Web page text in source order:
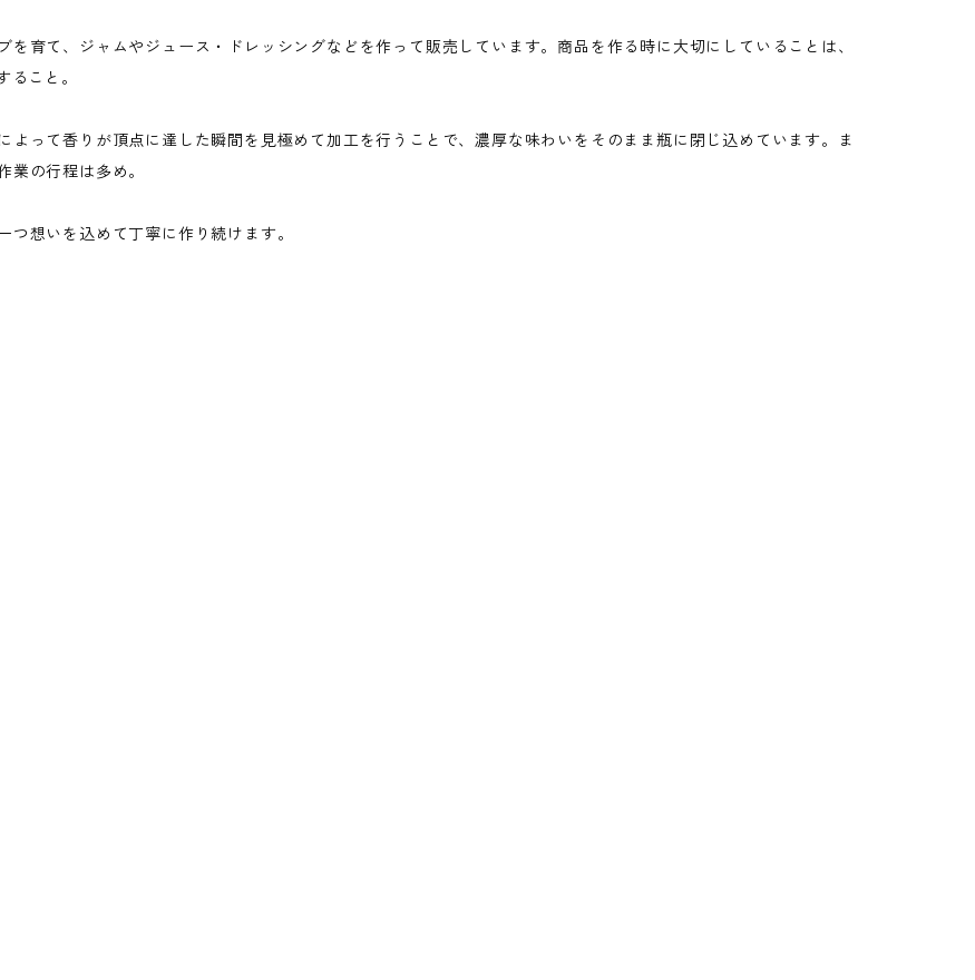
育て、ジャムやジュース・ドレッシングなどを作って販売しています。商品を作る時に大切にしていることは、
こと。
って香りが頂点に達した瞬間を見極めて加工を行うことで、濃厚な味わいをそのまま瓶に閉じ込めています。ま
の行程は多め。
想いを込めて丁寧に作り続けます。